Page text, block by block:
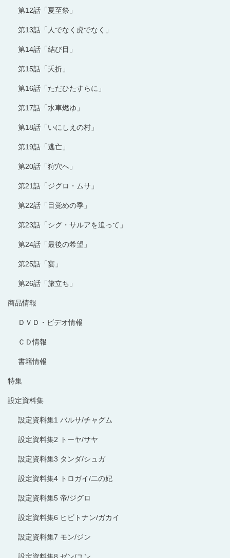
第12話「夏至祭」
第13話「人でなく虎でなく」
第14話「結び目」
第15話「夭折」
第16話「ただひたすらに」
第17話「水車燃ゆ」
第18話「いにしえの村」
第19話「逃亡」
第20話「狩穴へ」
第21話「ジグロ・ムサ」
第22話「目覚めの季」
第23話「シグ・サルアを追って」
第24話「最後の希望」
第25話「宴」
第26話「旅立ち」
商品情報
ＤＶＤ・ビデオ情報
ＣＤ情報
書籍情報
特集
設定資料集
設定資料集1 バルサ/チャグム
設定資料集2 トーヤ/サヤ
設定資料集3 タンダ/シュガ
設定資料集4 トロガイ/二の妃
設定資料集5 帝/ジグロ
設定資料集6 ヒビトナン/ガカイ
設定資料集7 モン/ジン